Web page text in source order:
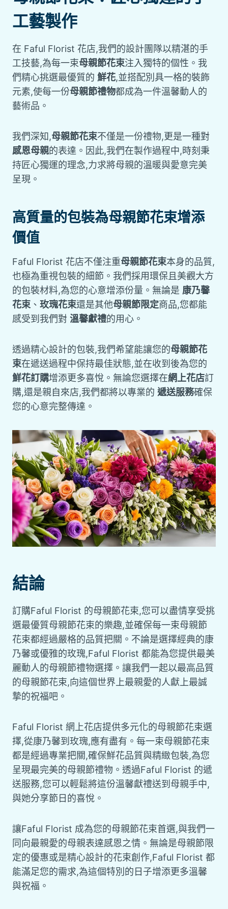
工藝製作
在 Faful Florist 花店,我們的設計團隊以精湛的手
工技藝,為每一束母親節花束注入獨特的個性。我
們精心挑選最優質的 鮮花,並搭配別具一格的裝飾
元素,使每一份母親節禮物都成為一件溫馨動人的
藝術品。
我們深知,母親節花束不僅是一份禮物,更是一種對
感恩母親的表達。因此,我們在製作過程中,時刻秉
持匠心獨運的理念,力求將母親的溫暖與愛意完美
呈現。
高質量的包裝為母親節花束增添
價值
Faful Florist 花店不僅注重母親節花束本身的品質,
也極為重視包裝的細節。我們採用環保且美觀大方
的包裝材料,為您的心意增添份量。無論是 康乃馨
花束、 玫瑰花束還是其他母親節限定商品,您都能
感受到我們對 溫馨獻禮的用心。
透過精心設計的包裝,我們希望能讓您的母親節花
束在遞送過程中保持最佳狀態,並在收到後為您的
鮮花訂購增添更多喜悅。無論您選擇在網上花店訂
購,還是親自來店,我們都將以專業的 遞送服務確保
您的心意完整傳達。
結論
訂購Faful Florist 的母親節花束,您可以盡情享受挑
選最優質母親節花束的樂趣,並確保每一束母親節
花束都經過嚴格的品質把關。不論是選擇經典的康
乃馨或優雅的玫瑰,Faful Florist 都能為您提供最美
麗動人的母親節禮物選擇。讓我們一起以最高品質
的母親節花束,向這個世界上最親愛的人獻上最誠
摯的祝福吧。
Faful Florist 網上花店提供多元化的母親節花束選
擇,從康乃馨到玫瑰,應有盡有。每一束母親節花束
都是經過專業把關,確保鮮花品質與精緻包裝,為您
呈現最完美的母親節禮物。透過Faful Florist 的遞
送服務,您可以輕鬆將這份溫馨獻禮送到母親手中,
與她分享節日的喜悅。
讓Faful Florist 成為您的母親節花束首選,與我們一
同向最親愛的母親表達感恩之情。無論是母親節限
定的優惠或是精心設計的花束創作,Faful Florist 都
能滿足您的需求,為這個特別的日子增添更多溫馨
與祝福。